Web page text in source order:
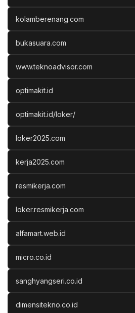
kolamberenang.com
bukasuara.com
www.teknoadvisor.com
optimakit.id
optimakit.id/loker/
loker2025.com
kerja2025.com
resmikerja.com
loker.resmikerja.com
alfamart.web.id
micro.co.id
sanghyangseri.co.id
dimensitekno.co.id